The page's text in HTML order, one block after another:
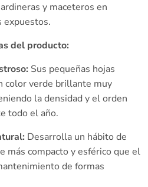
y maceteros en
expuestos.
del producto:
Sus pequeñas hojas
color verde brillante muy
la densidad y el orden
todo el año.
Desarrolla un hábito de
más compacto y esférico que el
de formas